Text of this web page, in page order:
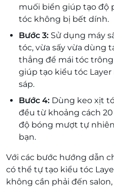
muối biển giúp tạo độ
tóc không bị bết dính.
Bước 3: Sử dụng máy
tóc, vừa sấy vừa dùng
thẳng để mái tóc
giúp tạo kiểu tóc
sáp.
Bước 4: Dùng keo xịt
đều từ khoảng cách
độ bóng mượt tự
bạn.
Với các bước hướng dẫn
có thể tự tạo kiểu tóc
không cần phải đến